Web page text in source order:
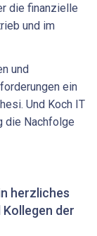
die finanzielle
und im
und
ein
Und Koch IT
die Nachfolge
herzliches
der